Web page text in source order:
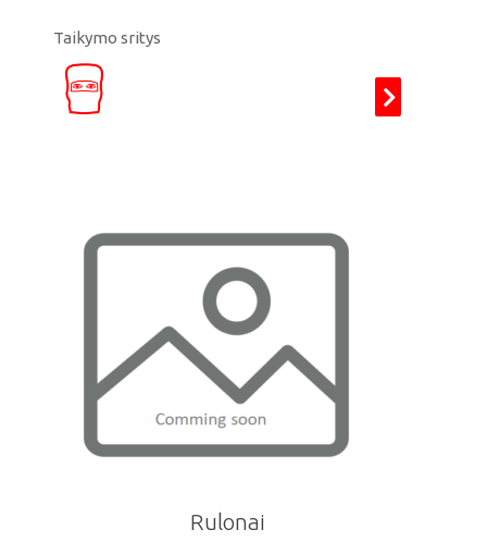
Taikymo sritys
Rulonai